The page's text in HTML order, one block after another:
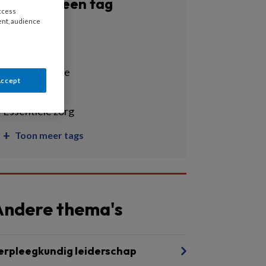
communicatie
ebp
essentiële zorg
Toon meer tags
thema's
leiderschap
audience